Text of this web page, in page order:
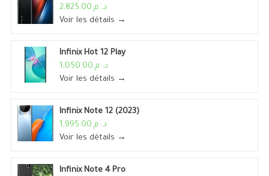
د. م.2,825.00
Voir les détails →
Infinix Hot 12 Play
د. م.1,050.00
Voir les détails →
Infinix Note 12 (2023)
د. م.1,995.00
Voir les détails →
Infinix Note 4 Pro